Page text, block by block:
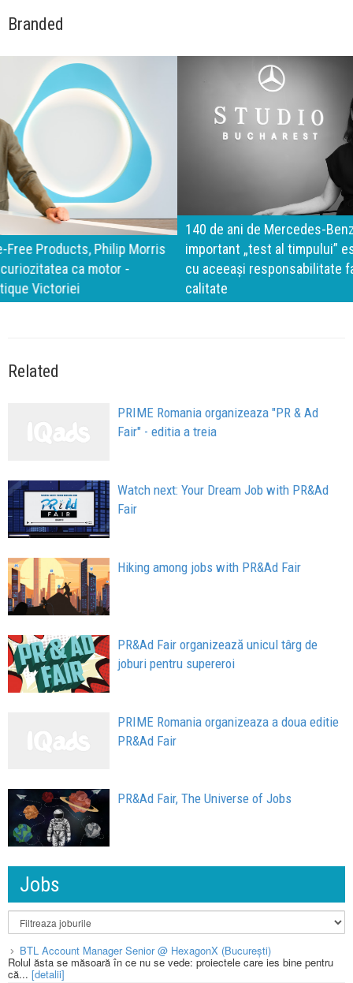
Branded
140 de ani de Mercedes-Benz. Ramona Pîrlog: Cel mai
important „test al timpului” este să inovăm constant, dar
cu aceeași responsabilitate față de oameni, siguranță și
calitate
Related
PRIME Romania organizeaza "PR & Ad
Fair" - editia a treia
Watch next: Your Dream Job with PR&Ad
Fair
Hiking among jobs with PR&Ad Fair
PR&Ad Fair organizează unicul târg de
joburi pentru supereroi
PRIME Romania organizeaza a doua editie
PR&Ad Fair
PR&Ad Fair, The Universe of Jobs
Jobs
BTL Account Manager Senior @ HexagonX (București)
Rolul ăsta se măsoară în ce nu se vede: proiectele care ies bine pentru
că... [detalii]